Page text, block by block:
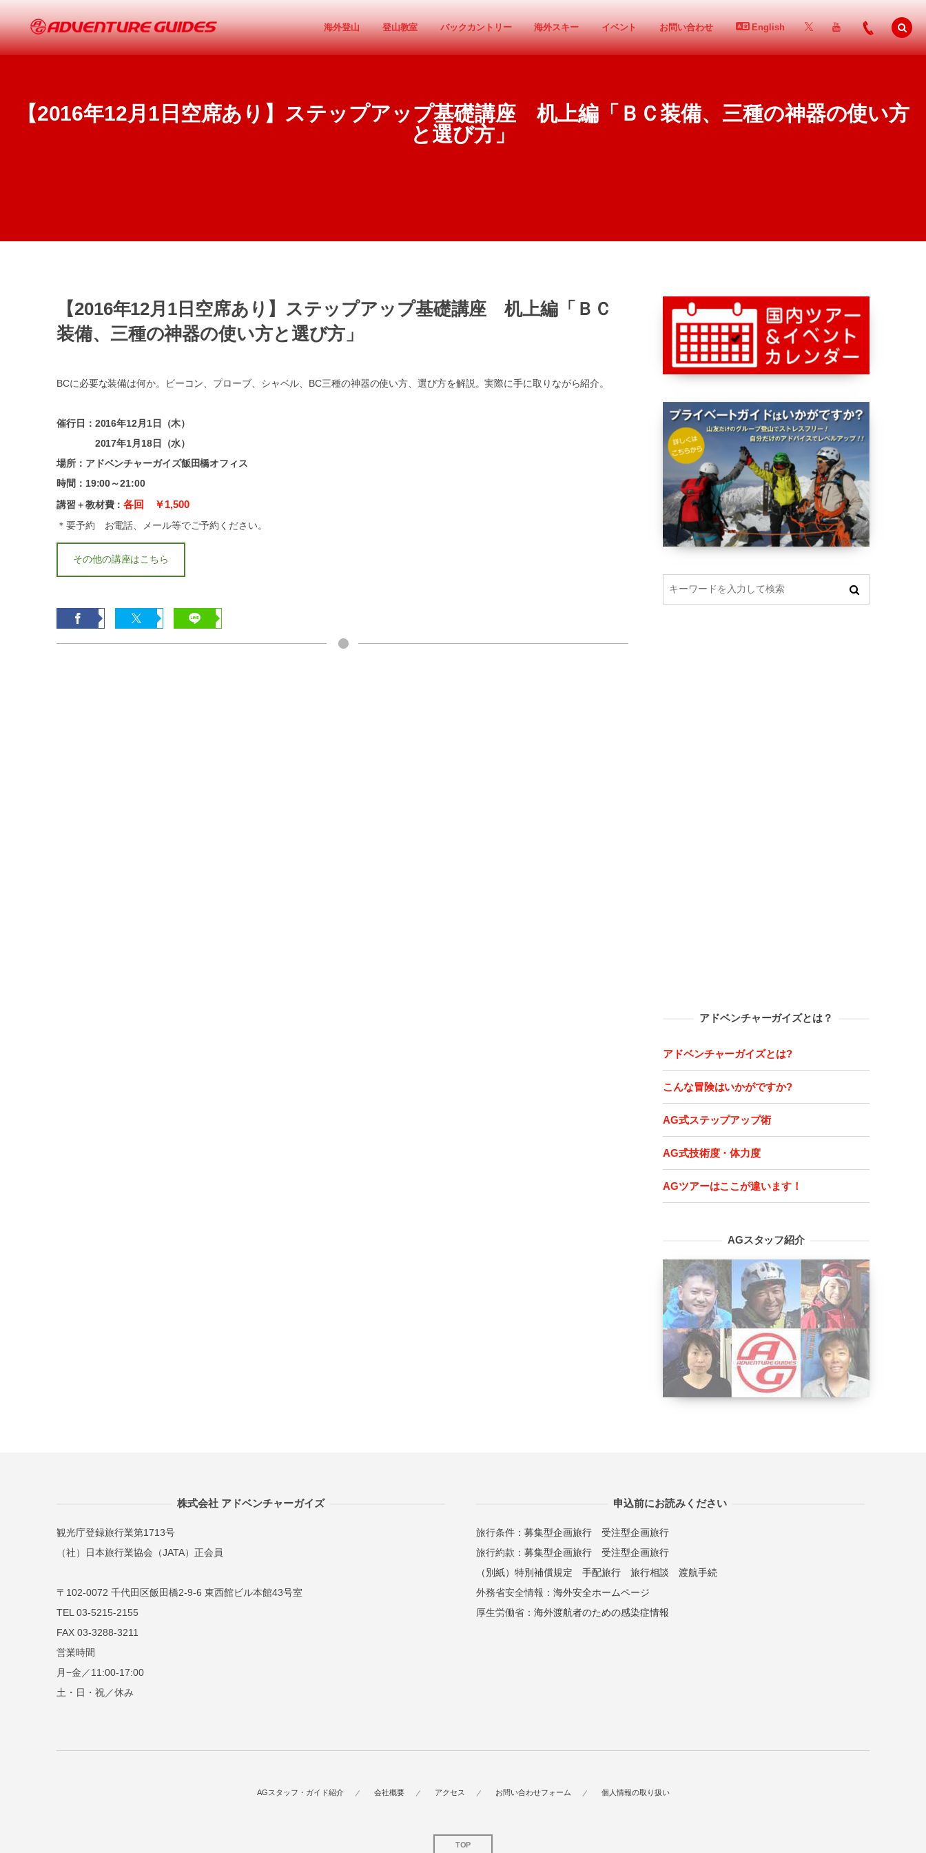
海外登山 登山教室 バックカントリー 海外スキー イベント お問い合わせ English
【2016年12月1日空席あり】ステップアップ基礎講座 机上編「ＢＣ装備、三種の神器の使い方
と選び方」
【2016年12月1日空席あり】ステップアップ基礎講座 机上編「ＢＣ
装備、三種の神器の使い方と選び方」
BCに必要な装備は何か。ビーコン、プローブ、シャベル、BC三種の神器の使い方、選び方を解説。実際に手に取りながら紹介。
催行日：2016年12月1日（木）
2017年1月18日（水）
場所：アドベンチャーガイズ飯田橋オフィス
時間：19:00～21:00
講習＋教材費：各回 ￥1,500
＊要予約 お電話、メール等でご予約ください。
その他の講座はこちら
アドベンチャーガイズとは？
アドベンチャーガイズとは?
こんな冒険はいかがですか?
AG式ステップアップ術
AG式技術度・体力度
AGツアーはここが違います！
AGスタッフ紹介
株式会社 アドベンチャーガイズ
観光庁登録旅行業第1713号
（社）日本旅行業協会（JATA）正会員
〒102-0072 千代田区飯田橋2-9-6 東西館ビル本館43号室
TEL 03-5215-2155
FAX 03-3288-3211
営業時間
月−金／11:00-17:00
土・日・祝／休み
申込前にお読みください
旅行条件： 募集型企画旅行
受注型企画旅行
旅行約款： 募集型企画旅行
受注型企画旅行
（別紙）特別補償規定
手配旅行 旅行相談
渡航手続
外務省安全情報： 海外安全ホームページ
厚生労働省： 海外渡航者のための感染症情報
AGスタッフ・ガイド紹介 会社概要 アクセス お問い合わせフォーム 個人情報の取り扱い
TOP